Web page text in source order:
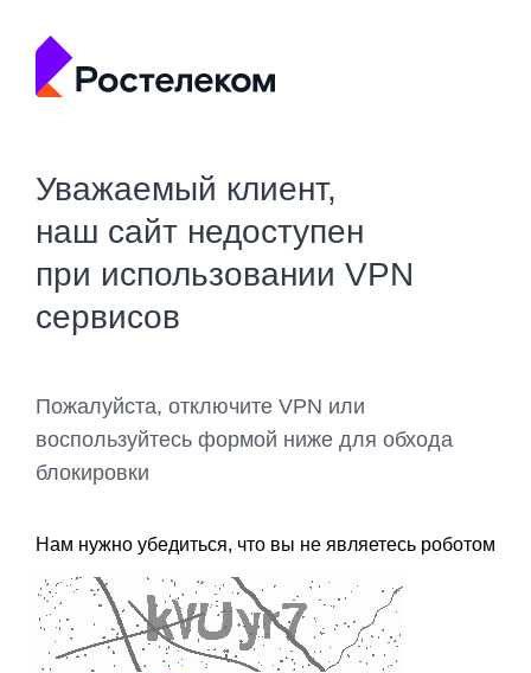
Уважаемый клиент,
наш сайт недоступен
при использовании VPN
сервисов
Пожалуйста, отключите VPN или
воспользуйтесь формой ниже для обхода
блокировки
Нам нужно убедиться, что вы не являетесь роботом